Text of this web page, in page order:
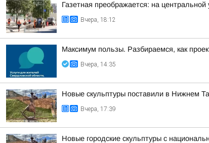
Газетная преображается: на
Вчера, 18:12
Максимум пользы. Разбираемся, как
Вчера, 14:35
Новые скульптуры поставили в Нижнем
Вчера, 17:39
Новые городские скульптуры с